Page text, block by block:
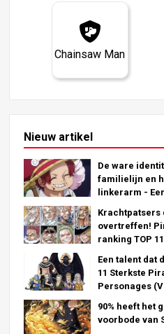
Chainsaw Man
Nieuw artikel
De ware
familielijn en
linkerarm -
Krachtpatsers
overtreffen!
ranking TOP
Een talent dat
11 Sterkste
Personages
90% heeft het
voorbode van